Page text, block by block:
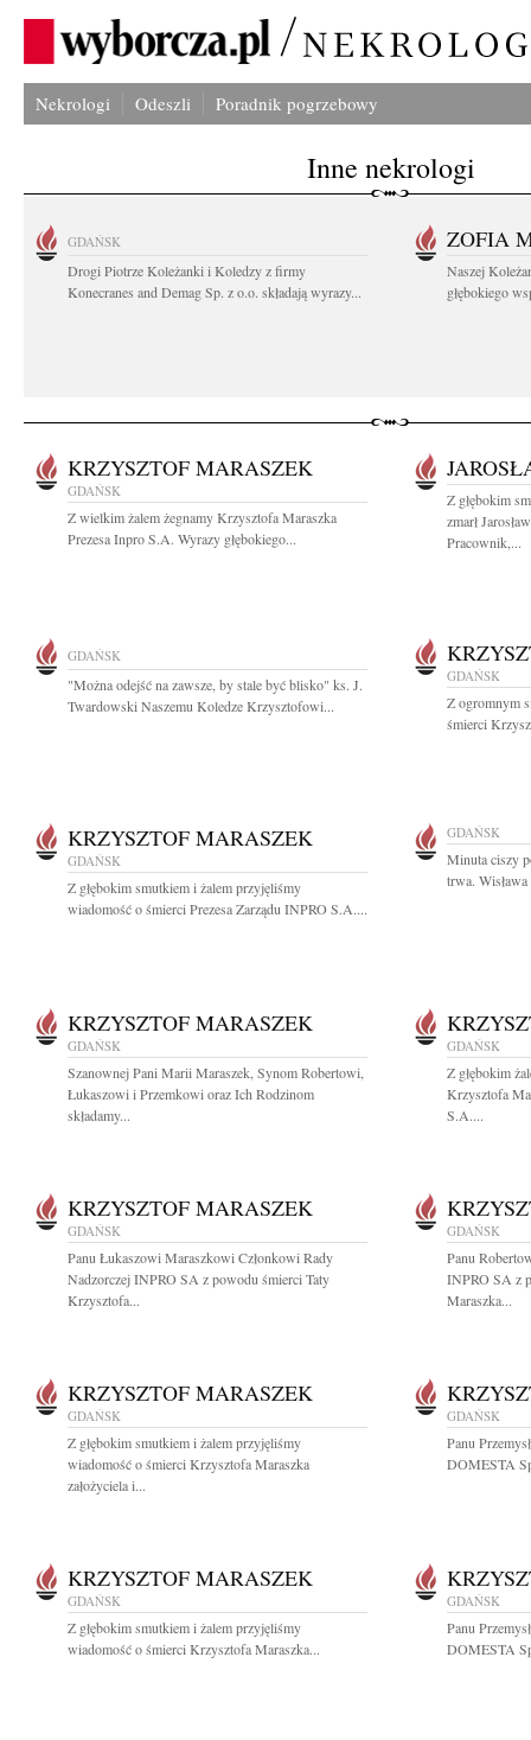
Nekrologi Odeszli Poradnik pogrzebowy
Inne nekrologi
GDAŃSK
Drogi Piotrze Koleżanki i Koledzy z firmy
Konecranes and Demag Sp. z o.o. składają wyrazy...
ZOFIA
Naszej
głębokiego
KRZYSZTOF MARASZEK
GDAŃSK
Z wielkim żalem żegnamy Krzysztofa Maraszka
Prezesa Inpro S.A. Wyrazy głębokiego...
Z głębokim
zmarł
Pracownik,...
GDAŃSK
"Można odejść na zawsze, by stale być blisko" ks. J.
Twardowski Naszemu Koledze Krzysztofowi...
GDAŃSK
Z ogromnym
śmierci
KRZYSZTOF MARASZEK
GDAŃSK
Z głębokim smutkiem i żalem przyjęliśmy
wiadomość o śmierci Prezesa Zarządu INPRO S.A....
GDAŃSK
Minuta ciszy
trwa.
KRZYSZTOF MARASZEK
GDAŃSK
Szanownej Pani Marii Maraszek, Synom Robertowi,
Łukaszowi i Przemkowi oraz Ich Rodzinom
składamy...
GDAŃSK
Z głębokim
Krzysztofa
S.A....
KRZYSZTOF MARASZEK
GDAŃSK
Panu Łukaszowi Maraszkowi Członkowi Rady
Nadzorczej INPRO SA z powodu śmierci Taty
Krzysztofa...
GDAŃSK
Panu
INPRO SA z
Maraszka...
KRZYSZTOF MARASZEK
GDAŃSK
Z głębokim smutkiem i żalem przyjęliśmy
wiadomość o śmierci Krzysztofa Maraszka
założyciela i...
GDAŃSK
Panu
DOMESTA
KRZYSZTOF MARASZEK
GDAŃSK
Z głębokim smutkiem i żalem przyjęliśmy
wiadomość o śmierci Krzysztofa Maraszka...
GDAŃSK
Panu
DOMESTA